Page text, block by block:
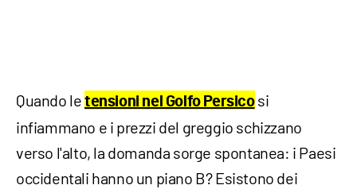
Quando le tensioni nel Golfo Persicosi
infiammano e i prezzi del greggio schizzano
verso l'alto, la domanda sorge spontanea: i Paesi
occidentali hanno un piano B? Esistono dei